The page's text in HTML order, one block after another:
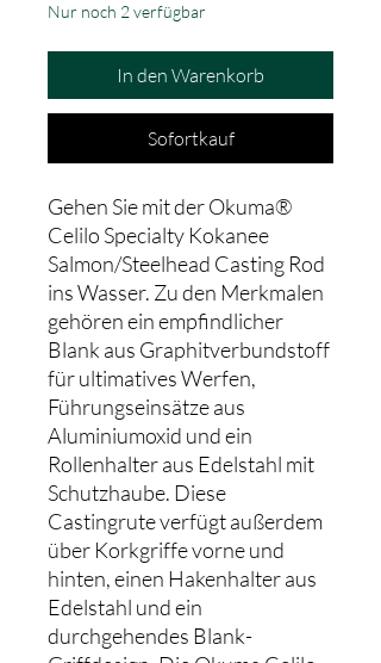
Nur noch 2 verfügbar
In den Warenkorb
Sofortkauf
Gehen Sie mit der Okuma®
Celilo Specialty Kokanee
Salmon/Steelhead Casting Rod
ins Wasser. Zu den Merkmalen
gehören ein empfindlicher
Blank aus Graphitverbundstoff
für ultimatives Werfen,
Führungseinsätze aus
Aluminiumoxid und ein
Rollenhalter aus Edelstahl mit
Schutzhaube. Diese
Castingrute verfügt außerdem
über Korkgriffe vorne und
hinten, einen Hakenhalter aus
Edelstahl und ein
durchgehendes Blank-